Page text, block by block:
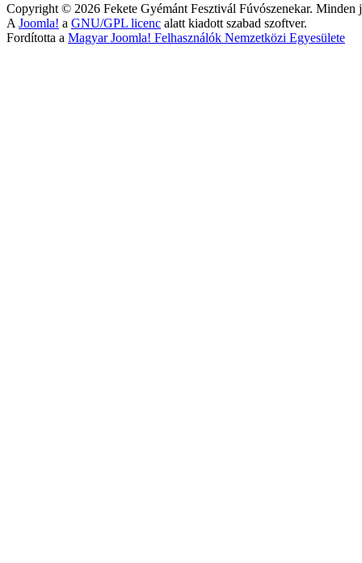
Copyright © 2026 Fekete Gyémánt Fesztivál Fúvószenekar. Minden
A Joomla! a GNU/GPL licenc alatt kiadott szabad szoftver.
Fordította a Magyar Joomla! Felhasználók Nemzetközi Egyesülete